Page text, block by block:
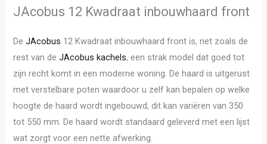
JAcobus 12 Kwadraat inbouwhaard front
DeJAcobus 12 Kwadraat inbouwhaard front is, net zoals de
rest van deJAcobus kachels, een strak model dat goed tot
zijn recht komt in een moderne woning. De haard is uitgerust
met verstelbare poten waardoor u zelf kan bepalen op welke
hoogte de haard wordt ingebouwd, dit kan variëren van 350
tot 550 mm. De haard wordt standaard geleverd met een lijst
wat zorgt voor een nette afwerking.